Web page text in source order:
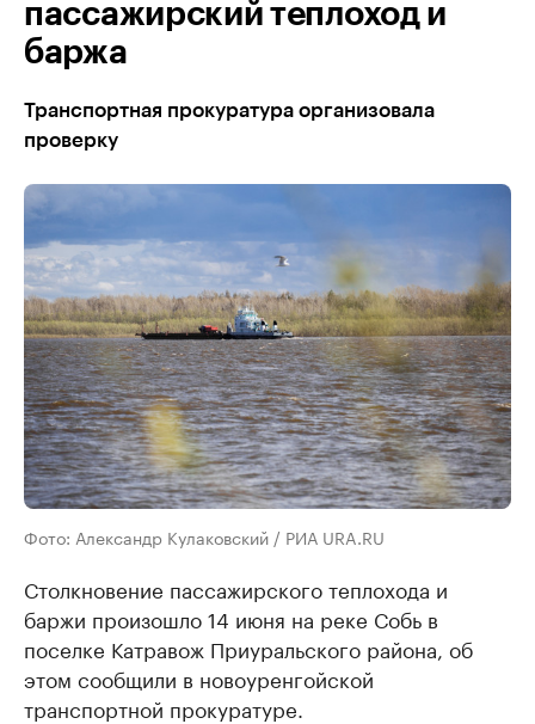
пассажирский теплоход и
баржа
Транспортная прокуратура организовала
проверку
Фото: Александр Кулаковский / РИА URA.RU
Столкновение пассажирского теплохода и
баржи произошло 14 июня на реке Собь в
поселке Катравож Приуральского района, об
этом сообщили в новоуренгойской
транспортной прокуратуре.